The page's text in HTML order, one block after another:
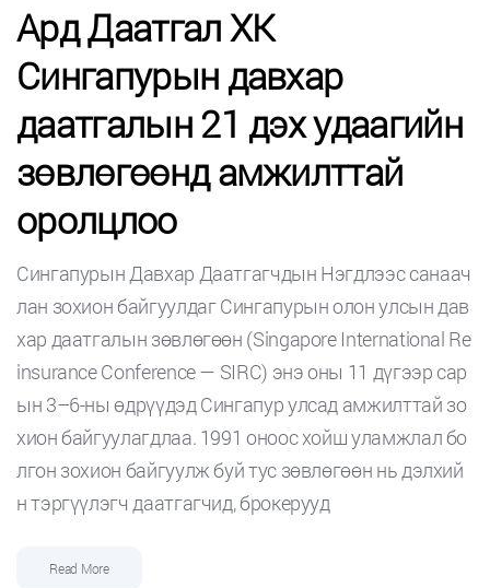
Ард Даатгал ХК
Сингапурын давхар
даатгалын 21 дэх удаагийн
зөвлөгөөнд амжилттай
оролцлоо
Сингапурын Давхар Даатгагчдын Нэгдлээс санаач
лан зохион байгуулдаг Сингапурын олон улсын дав
хар даатгалын зөвлөгөөн (Singapore International Re
insurance Conference — SIRC) энэ оны 11 дүгээр сар
ын 3–6-ны өдрүүдэд Сингапур улсад амжилттай зо
хион байгуулагдлаа. 1991 оноос хойш уламжлал бо
лгон зохион байгуулж буй тус зөвлөгөөн нь дэлхий
н тэргүүлэгч даатгагчид, брокерууд
Read More